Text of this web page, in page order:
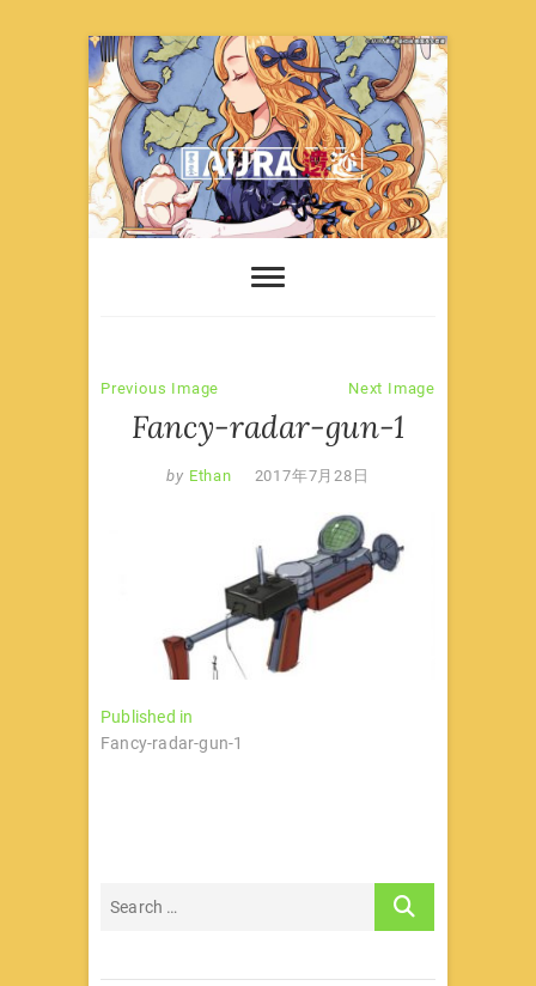
Skip
to
content
Previous Image Next Image
Fancy-radar-gun-1
by Ethan 2017年7月28日
文
章
Published in
Fancy-radar-gun-1